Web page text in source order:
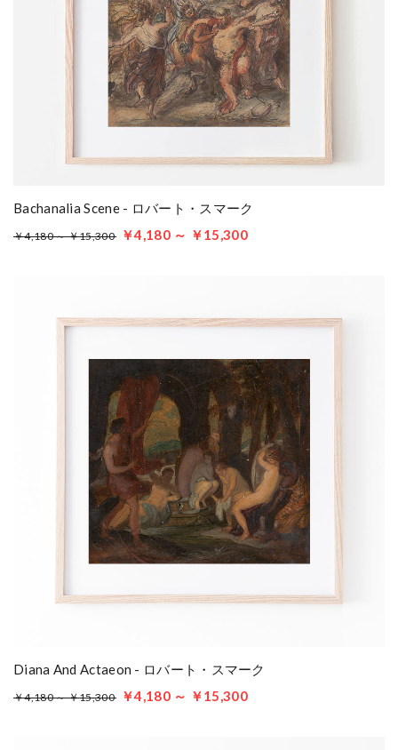
Bachanalia Scene - ロバート・スマーク
￥4,180 ～ ￥15,300 ￥4,180 ～ ￥15,300
Diana And Actaeon - ロバート・スマーク
￥4,180 ～ ￥15,300 ￥4,180 ～ ￥15,300